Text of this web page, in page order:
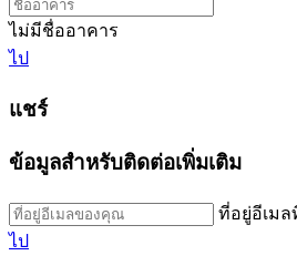
ไม่มีชื่ออาคาร
ไป
แชร์
ข้อมูลสำหรับติดต่อเพิ่มเติม
ที่อยู่อีเมล
ไป